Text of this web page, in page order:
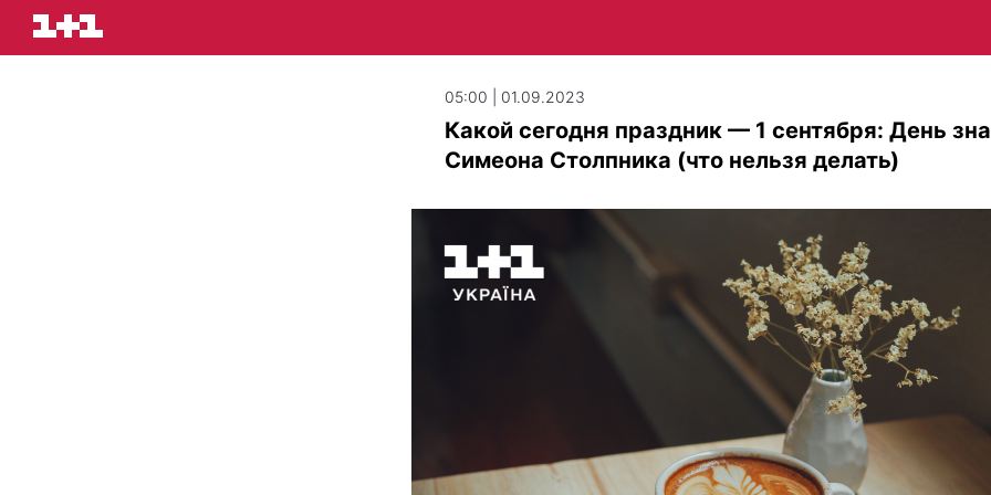
05:00 | 01.09.2023
Какой сегодня праздник — 1 сентября: День
Симеона Столпника (что нельзя делать)